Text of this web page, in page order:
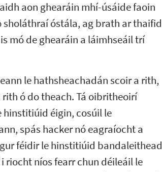
aon ghearáin mhí-úsáide faoin
óstála, ag brath ar thaifid
mó de ghearáin a láimhseáil trí
le hathsheachadán scoir a rith,
ó do theach. Tá oibritheoirí
éigin, cosúil le
spás hacker nó eagraíocht a
féidir le hinstitiúid bandaleithead
riocht níos fearr chun déileáil le